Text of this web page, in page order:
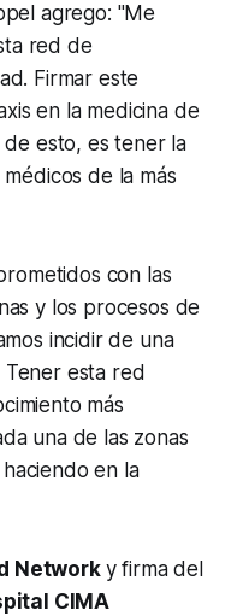
agrego: "Me
red de
Firmar este
en la medicina de
de esto, es tener la
de la más
con las
y los procesos de
incidir de una
esta red
más
una de las zonas
en la
Network y firma del
CIMA